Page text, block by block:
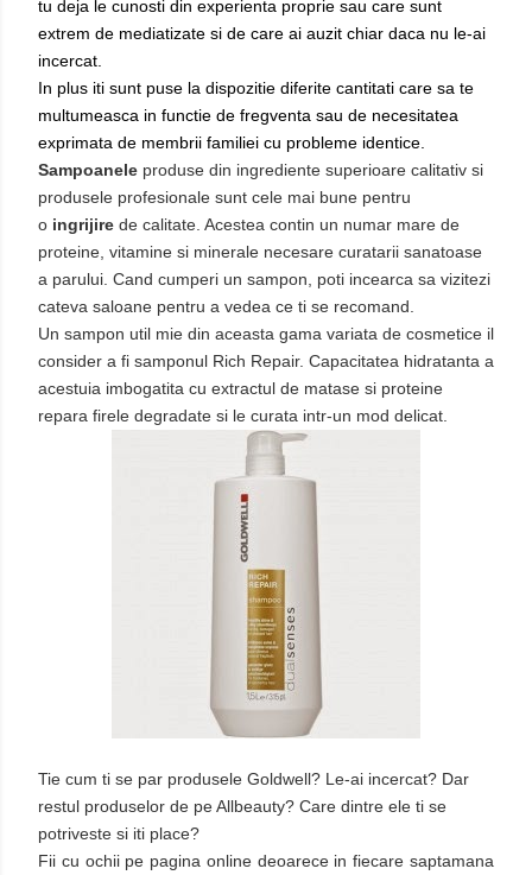
tu deja le cunosti din experienta proprie sau care sunt
extrem de mediatizate si de care ai auzit chiar daca nu le-ai
incercat.
In plus iti sunt puse la dispozitie diferite cantitati care sa te
multumeasca in functie de fregventa sau de necesitatea
exprimata de membrii familiei cu probleme identice.
Sampoanele produse din ingrediente superioare calitativ si
produsele profesionale sunt cele mai bune pentru
o ingrijire de calitate. Acestea contin un numar mare de
proteine, vitamine si minerale necesare curatarii sanatoase
a parului. Cand cumperi un sampon, poti incearca sa vizitezi
cateva saloane pentru a vedea ce ti se recomand.
Un sampon util mie din aceasta gama variata de cosmetice il
consider a fi samponul Rich Repair. Capacitatea hidratanta a
acestuia imbogatita cu extractul de matase si proteine
repara firele degradate si le curata intr-un mod delicat.
Tie cum ti se par produsele Goldwell? Le-ai incercat? Dar
restul produselor de pe Allbeauty? Care dintre ele ti se
potriveste si iti place?
Fii cu ochii pe pagina online deoarece in fiecare saptamana